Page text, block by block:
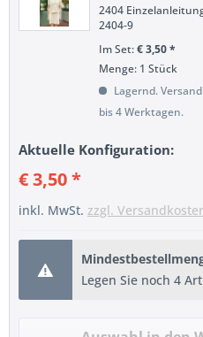
2404
2404-9
Im Set:€ 3,50 *
Menge: 1 Stück
Lagernd.
bis 4 Werktagen.
Aktuelle Konfiguration:
€ 3,50 *
inkl. MwSt. zzgl.
Legen Sie noch 4